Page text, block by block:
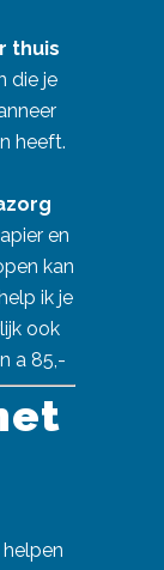
thuis
die je
heeft.
en
kan
ik je
ook
a 85,-